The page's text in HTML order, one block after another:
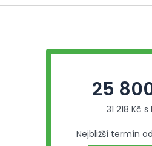
25
31 218 Kč s
Nejbližší termín